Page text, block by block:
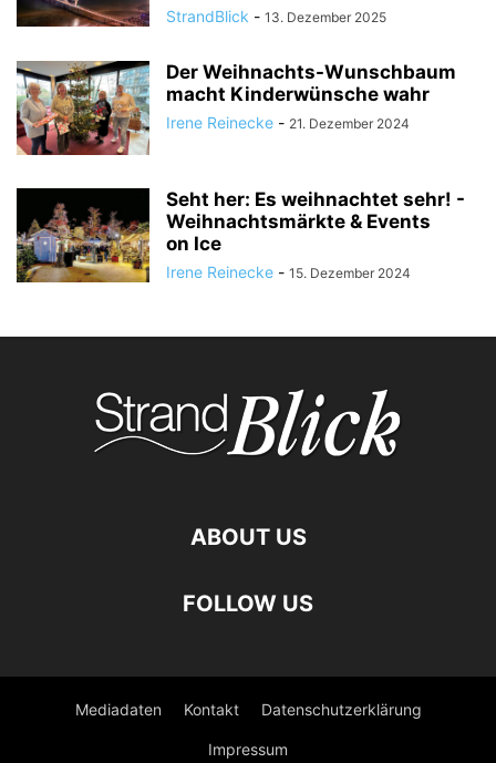
StrandBlick - 13. Dezember 2025
Der Weihnachts-Wunschbaum
macht Kinderwünsche wahr
Irene Reinecke - 21. Dezember 2024
Seht her: Es weihnachtet sehr! -
Weihnachtsmärkte & Events
on Ice
Irene Reinecke - 15. Dezember 2024
ABOUT US
FOLLOW US
Mediadaten Kontakt Datenschutzerklärung
Impressum